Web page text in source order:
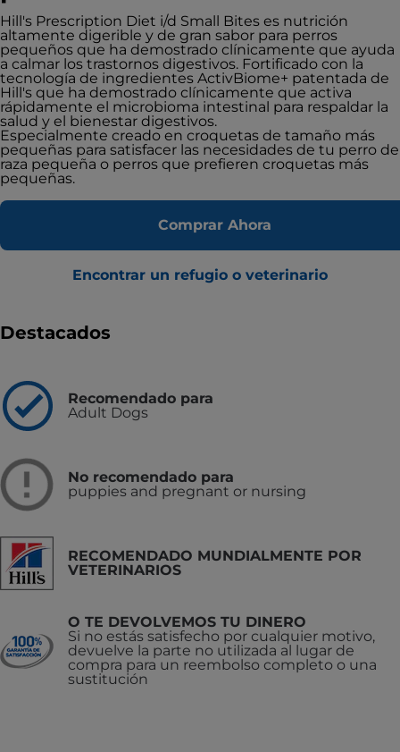
Hill's Prescription Diet i/d Small Bites es nutrición
altamente digerible y de gran sabor para perros
pequeños que ha demostrado clínicamente que ayuda
a calmar los trastornos digestivos. Fortificado con la
tecnología de ingredientes ActivBiome+ patentada de
Hill's que ha demostrado clínicamente que activa
rápidamente el microbioma intestinal para respaldar la
salud y el bienestar digestivos.
Especialmente creado en croquetas de tamaño más
pequeñas para satisfacer las necesidades de tu perro de
raza pequeña o perros que prefieren croquetas más
pequeñas.
Comprar Ahora
Encontrar un refugio o veterinario
Destacados
Recomendado para
Adult Dogs
No recomendado para
puppies and pregnant or nursing
RECOMENDADO MUNDIALMENTE POR
VETERINARIOS
O TE DEVOLVEMOS TU DINERO
Si no estás satisfecho por cualquier motivo,
devuelve la parte no utilizada al lugar de
compra para un reembolso completo o una
sustitución